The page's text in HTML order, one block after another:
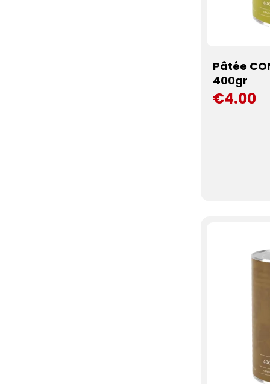
Pâtée
400gr
€4.00